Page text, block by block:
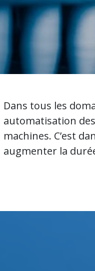
Dans tous les
automatisation
machines. C’est
augmenter la